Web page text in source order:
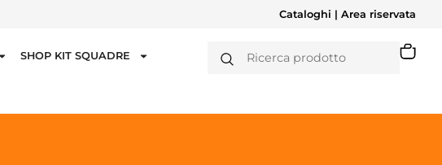
Cataloghi | Area riservata
SHOP KIT SQUADRE